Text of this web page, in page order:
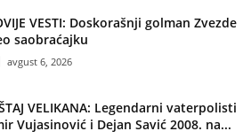
VESTI: Doskorašnji golman Zvezde
saobraćajku
avgust 6, 2026
VELIKANA: Legendarni vaterpolisti
Vujasinović i Dejan Savić 2008. na...